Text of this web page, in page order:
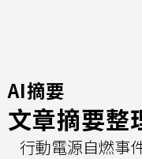
AI摘要
文章摘要整
行動電源自燃事